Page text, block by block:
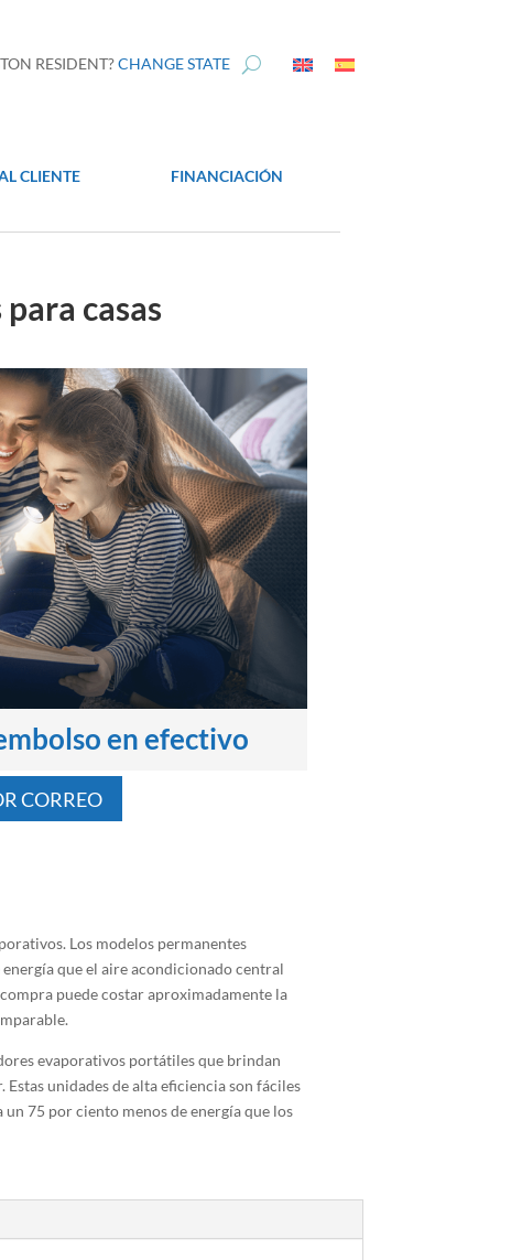
RESIDENT?CHANGE STATE
CLIENTE FINANCIACIÓN
casas
en efectivo
CORREO
Los modelos permanentes
que el aire acondicionado central
puede costar aproximadamente la
evaporativos portátiles que brindan
unidades de alta eficiencia son fáciles
75 por ciento menos de energía que los